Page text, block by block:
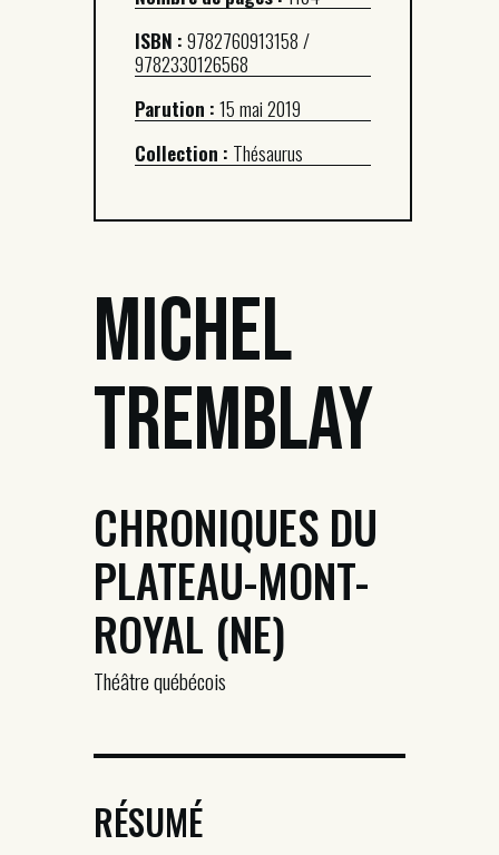
ISBN :9782760913158 /
9782330126568
Parution :15 mai 2019
Collection : Thésaurus
Michel
Tremblay
CHRONIQUES DU
PLATEAU-MONT-
ROYAL (NE)
Théâtre québécois
RÉSUMÉ